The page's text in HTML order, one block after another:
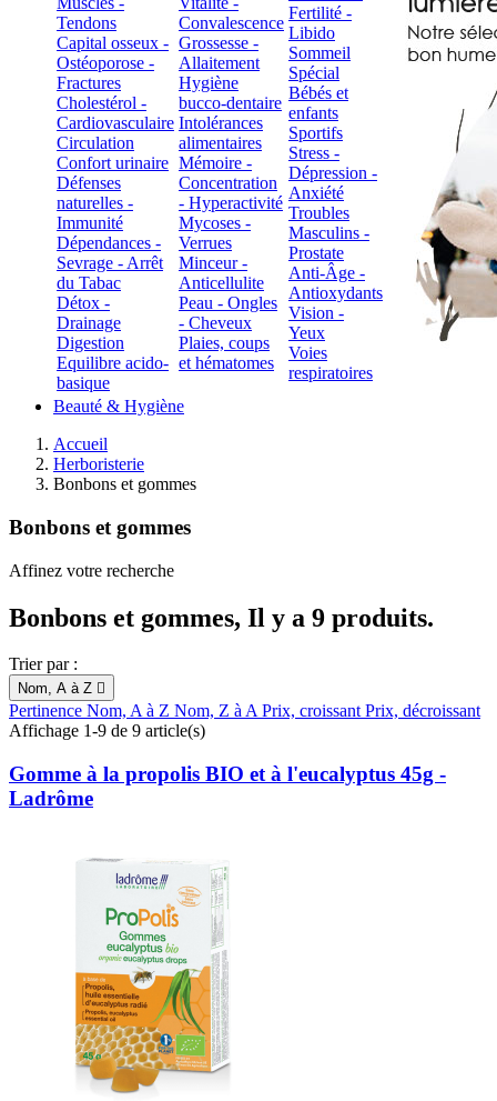
Tendons
Capital osseux -
Ostéoporose -
Fractures
Cholestérol -
Cardiovasculaire
Circulation
Confort urinaire
Défenses
naturelles -
Immunité
Dépendances -
Sevrage - Arrêt
du Tabac
Détox -
Drainage
Digestion
Equilibre acido-
basique
Convalescence
Grossesse -
Allaitement
Hygiène
bucco-dentaire
Intolérances
alimentaires
Mémoire -
Concentration
- Hyperactivité
Mycoses -
Verrues
Minceur -
Anticellulite
Peau - Ongles
- Cheveux
Plaies, coups
et hématomes
Fertilité -
Libido
Sommeil
Spécial
Bébés et
enfants
Sportifs
Stress -
Dépression -
Anxiété
Troubles
Masculins -
Prostate
Anti-Âge -
Antioxydants
Vision -
Yeux
Voies
respiratoires
Beauté & Hygiène
Accueil
Herboristerie
Bonbons et gommes
Bonbons et gommes
Affinez votre recherche
Bonbons et gommes, Il y a 9 produits.
Trier par :
Nom, A à Z 
Pertinence Nom, A à Z Nom, Z à APrix, croissantPrix, décroissant
Affichage 1-9 de 9 article(s)
Gomme à la propolis BIO et à l'eucalyptus 45g -
Ladrôme